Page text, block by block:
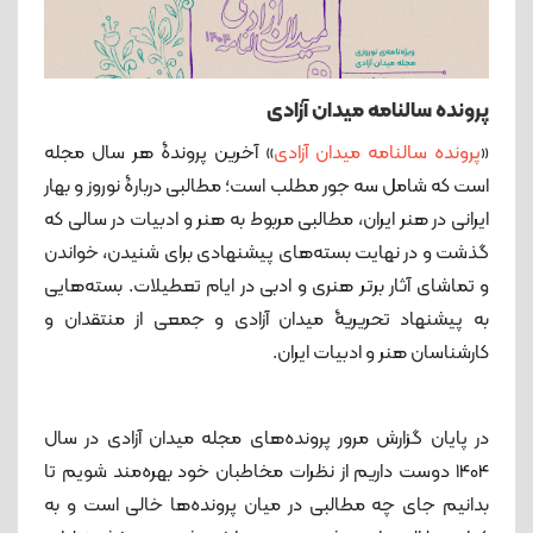
پرونده سالنامه میدان آزادی
«پرونده سالنامه میدان آزادی» آخرین پروندۀ هر سال مجله
است که شامل سه جور مطلب است؛ مطالبی دربارۀ نوروز و بهار
ایرانی در هنر ایران، مطالبی مربوط به هنر و ادبیات در سالی که
گذشت و در نهایت بسته‌های پیشنهادی برای شنیدن، خواندن
و تماشای آثار برتر هنری و ادبی در ایام تعطیلات. بسته‌هایی
به پیشنهاد تحریریۀ میدان آزادی و جمعی از منتقدان و
کارشناسان هنر و ادبیات ایران.
در پایان گزارش مرور پرونده‌های مجله میدان آزادی در سال
1404 دوست داریم از نظرات مخاطبان خود بهره‌مند شویم تا
بدانیم جای چه مطالبی در میان پرونده‌ها خالی است و به